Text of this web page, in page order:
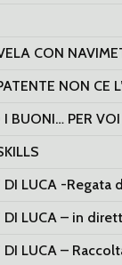
CON
NON CE
BUONI… PER VOI
DI LUCA -Regata
DI LUCA – in
DI LUCA –